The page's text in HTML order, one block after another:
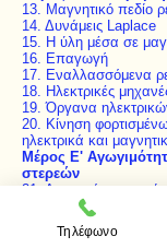
13. Μαγνητικό πεδίο
14. Δυνάμεις Laplace
15. Η ύλη μέσα σε
16. Επαγωγή
17. Εναλλασσόμενα
18. Ηλεκτρικές
19. Όργανα
20. Κίνηση
ηλεκτρικά και
Μέρος Ε'
στερεών
21. Αγωγιμότητα
22. Αγωγιμότητα στο
23. Αγωγιμότητα
Κρυσταλλολυχνίες
Τηλέφωνο